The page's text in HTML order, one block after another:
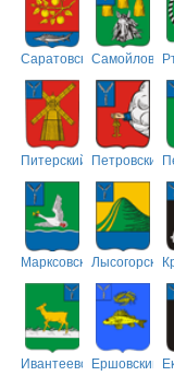
Саратовский
Питерский Петровский
МарксовскийЛысогорский
ИвантеевскийЕршовский